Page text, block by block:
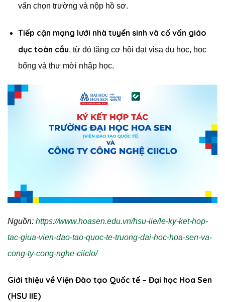
vấn chọn trường và nộp hồ sơ.
Tiếp cận mạng lưới nhà tuyển sinh và cố vấn giáo
dục toàn cầu, từ đó tăng cơ hội đạt visa du học, học
bổng và thư mời nhập học.
Nguồn: https://www.hoasen.edu.vn/hsu-iie/le-ky-ket-hop-
tac-giua-vien-dao-tao-quoc-te-truong-dai-hoc-hoa-sen-va-
cong-ty-cong-nghe-ciiclo/
Giới thiệu về Viện Đào tạo Quốc tế – Đại học Hoa Sen
(HSU IIE)